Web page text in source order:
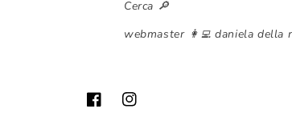
Cerca 🔎
webmaster 👩‍💻 daniela della
FacebookInstagram